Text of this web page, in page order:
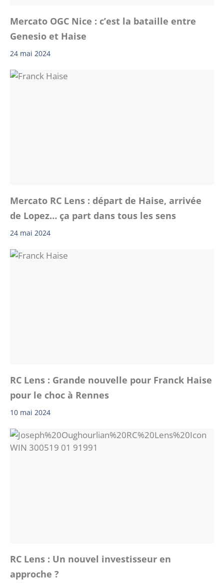
Mercato OGC Nice : c’est la bataille entre
Genesio et Haise
24 mai 2024
Mercato RC Lens : départ de Haise, arrivée
de Lopez… ça part dans tous les sens
24 mai 2024
RC Lens : Grande nouvelle pour Franck Haise
pour le choc à Rennes
10 mai 2024
RC Lens : Un nouvel investisseur en
approche ?